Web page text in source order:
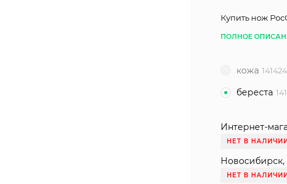
Купить нож
ПОЛНОЕ
кожа
береста
Интернет-
НЕТ В
Новосибирск,
НЕТ В